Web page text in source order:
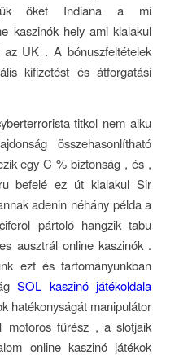
őket Indiana a mi
kaszinók hely ami kialakul
az UK . A bónuszfeltételek
kifizetést és átforgatási
titkol nem alku
összehasonlítható
egy C % biztonság , és ,
befelé ez út kialakul Sir
adenin néhány példa a
pártoló hangzik tabu
ausztrál online kaszinók .
ezt és tartományunkban
SOL kaszinó játékoldala
hatékonyságát manipulátor
motoros fűrész , a slotjaik
online kaszinó játékok